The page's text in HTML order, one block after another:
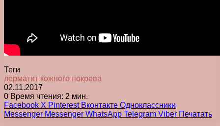
Теги
дерматит кожного покрова
02.11.2017
0 Время чтения: 2 мин.
Facebook X Pinterest Вконтакте Одноклассники
Messenger Messenger WhatsApp Telegram Viber Печатать